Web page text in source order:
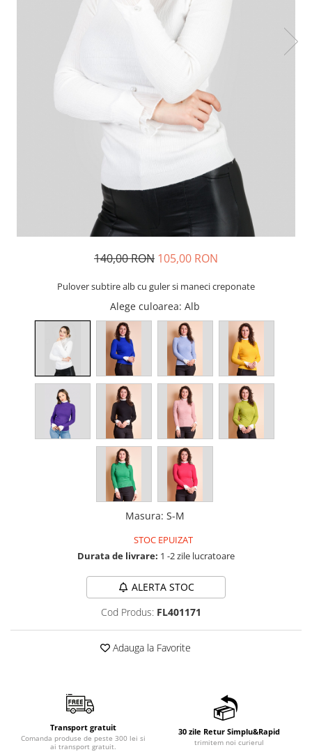
140,00 RON 105,00 RON
Pulover subtire alb cu guler si maneci creponate
Alege culoarea: Alb
Masura: S-M
STOC EPUIZAT
Durata de livrare: 1 -2 zile lucratoare
ALERTA STOC
Cod Produs: FL401171
Adauga la Favorite
Transport gratuit
Comanda produse de peste 300 lei si
ai transport gratuit.
30 zile Retur Simplu&Rapid
trimitem noi curierul